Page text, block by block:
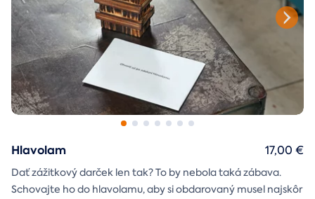
Hlavolam
Dať zážitkový darček len tak? To by nebola taká zábava.
Schovajte ho do hlavolamu, aby si obdarovaný musel najskôr
17,00 €